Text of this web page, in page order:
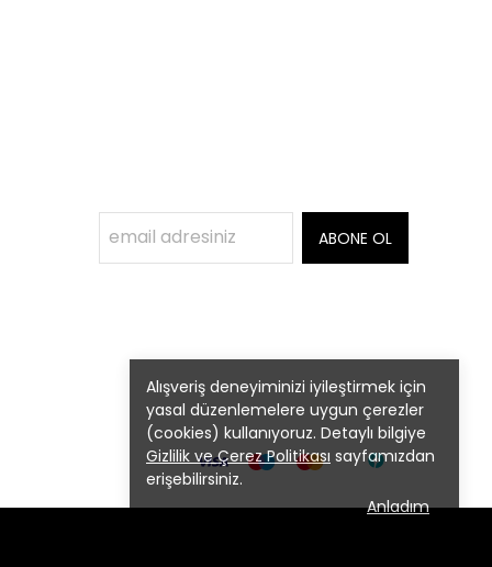
Alışveriş deneyiminizi iyileştirmek için
yasal düzenlemelere uygun çerezler
(cookies) kullanıyoruz. Detaylı bilgiye
Gizlilik ve Çerez Politikası sayfamızdan
erişebilirsiniz.
Anladım
ABONE OL